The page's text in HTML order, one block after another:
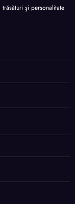
trăsături și personalitate